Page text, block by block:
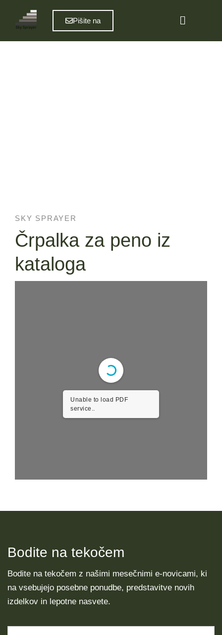
Pišite na
SKY SPRAYER
Črpalka za peno iz
kataloga
Unable to load PDF
service..
Bodite na tekočem
Bodite na tekočem z našimi mesečnimi e-novicami, ki
na vsebujejo posebne ponudbe, predstavitve novih
izdelkov in lepotne nasvete.